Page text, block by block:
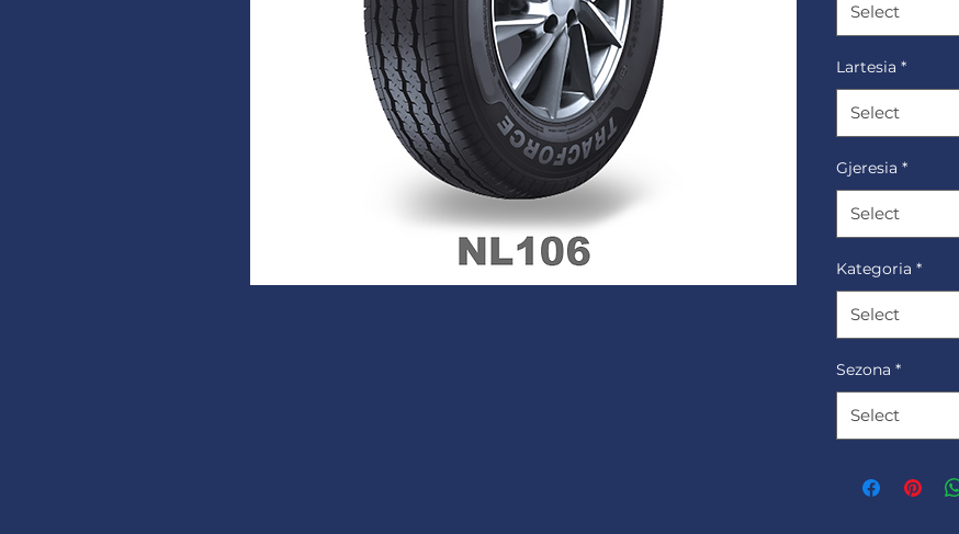
Select
Lartesia *
Select
Gjeresia *
Select
Kategoria *
Select
Sezona *
Select